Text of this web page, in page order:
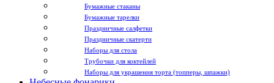
Бумажные стаканы
Бумажные тарелки
Праздничные салфетки
Праздничные скатерти
Наборы для стола
Трубочки для коктейлей
Наборы для украшения торта (топперы, шпажки)